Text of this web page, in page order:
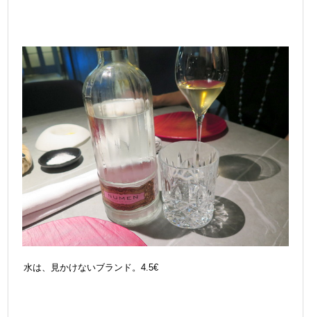
水は、見かけないブランド。4.5€